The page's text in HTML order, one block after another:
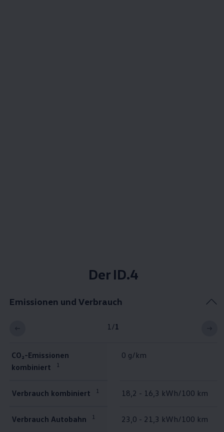
Der ID.4
Emissionen und Verbrauch
1 /1
CO₂-Emissionen
kombiniert
1
0 g/km
Verbrauch kombiniert 1 18,2 - 16,3 kWh/100 km
Verbrauch Autobahn 1 23,0 - 21,3 kWh/100 km